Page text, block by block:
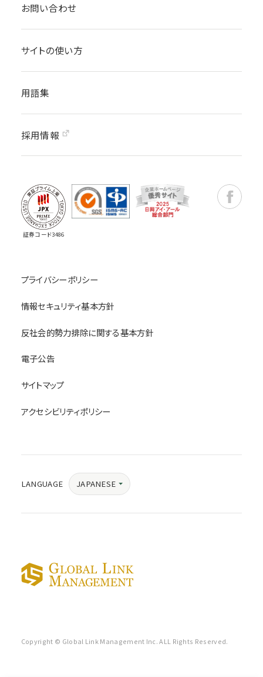
お問い合わせ
サイトの使い方
用語集
採用情報
Facebook
証券コード3486
プライバシーポリシー
情報セキュリティ基本方針
反社会的勢力排除に関する基本方針
電子公告
サイトマップ
アクセシビリティポリシー
LANGUAGE JAPANESE
Copyright © Global Link Management Inc. ALL Rights Reserved.